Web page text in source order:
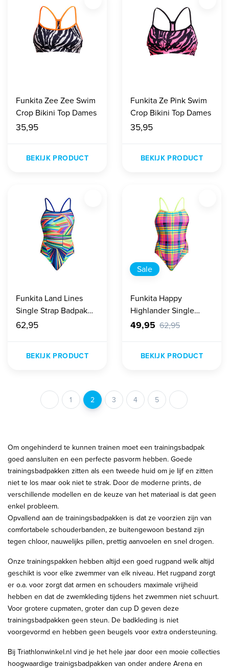
Funkita Zee Zee Swim
Crop Bikini Top Dames
35,95
BEKIJK PRODUCT
Funkita Ze Pink Swim
Crop Bikini Top Dames
35,95
BEKIJK PRODUCT
Funkita Land Lines
Single Strap Badpak
Dames
62,95
BEKIJK PRODUCT
Sale
Funkita Happy
Highlander Single
Strap Badpak Dames
49,95 62,95
BEKIJK PRODUCT
1 2 3 4 5
Om ongehinderd te kunnen trainen moet een trainingsbadpak
goed aansluiten en een perfecte pasvorm hebben. Goede
trainingsbadpakken zitten als een tweede huid om je lijf en zitten
niet te los maar ook niet te strak. Door de moderne prints, de
verschillende modellen en de keuze van het materiaal is dat geen
enkel probleem.
Opvallend aan de trainingsbadpakken is dat ze voorzien zijn van
comfortabele schouderbanden, ze buitengewoon bestand zijn
tegen chloor, nauwelijks pillen, prettig aanvoelen en snel drogen.
Onze trainingspakken hebben altijd een goed rugpand welk altijd
geschikt is voor elke zwemmer van elk niveau. Het rugpand zorgt
er o.a. voor zorgt dat armen en schouders maximale vrijheid
hebben en dat de zwemkleding tijdens het zwemmen niet schuurt.
Voor grotere cupmaten, groter dan cup D geven deze
trainingsbadpakken geen steun. De badkleding is niet
voorgevormd en hebben geen beugels voor extra ondersteuning.
Bij Triathlonwinkel.nl vind je het hele jaar door een mooie collecties
hoogwaardige trainigsbadpakken van onder andere Arena en